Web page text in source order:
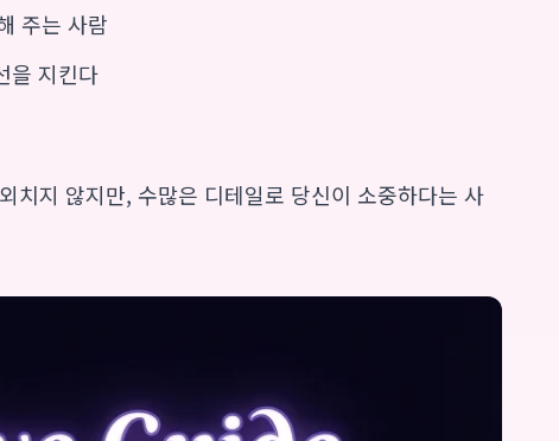
주는 사람
을 지킨다
치지 않지만, 수많은 디테일로 당신이 소중하다는 사